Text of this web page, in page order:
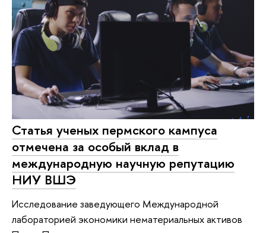
Статья ученых пермского кампуса
отмечена за особый вклад в
международную научную репутацию
НИУ ВШЭ
Исследование заведующего Международной
лабораторией экономики нематериальных активов